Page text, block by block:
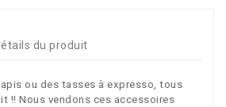
du produit
ou des tasses à expresso, tous
!! Nous vendons ces accessoires